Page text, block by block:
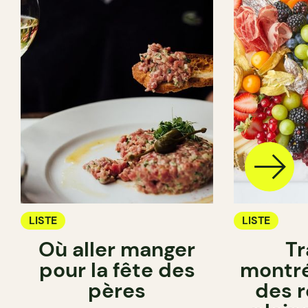
LISTE
Où aller manger
pour la fête des
pères
LISTE
des